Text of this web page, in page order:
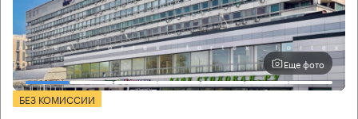
Еще фото
БЕЗ КОМИССИИ